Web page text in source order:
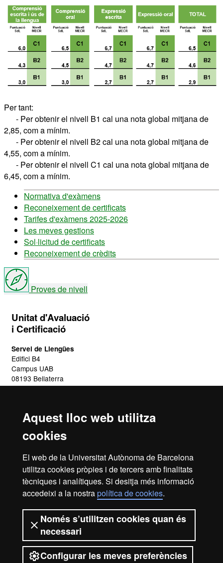
Aquest lloc web utilitza
cookies
El web de la Universitat Autònoma de Barcelona
utilitza cookies pròpies i de tercers amb finalitats
tècniques i analítiques. Si desitja més informació
accedeixi a la nostrapolítica de cookies.
Només s’utilitzen cookies quan és
necessari
Configurar les meves preferències
Per tant:
- Per obtenir el nivell B1 cal una nota global mitjana de
2,85, com a mínim.
- Per obtenir el nivell B2 cal una nota global mitjana de
4,55, com a mínim.
- Per obtenir el nivell C1 cal una nota global mitjana de
6,45, com a mínim.
Informació
complementària
Normativa d'exàmens
Reconeixement de certificats
Tarifes d'exàmens 2025-2026
Les meves gestions
Sol·licitud de certificats
Reconeixement de crèdits
Proves de nivell
Unitat d'Avaluació
i Certificació
Servei de Llengües
Edifici B4
Campus UAB
08193 Bellaterra
+34 93 581 13 25
avaluacio@uab.cat
Reconeixement internacional de
l'excel·lència
HR